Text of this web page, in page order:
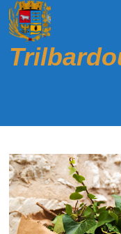
Passer
au
contenu